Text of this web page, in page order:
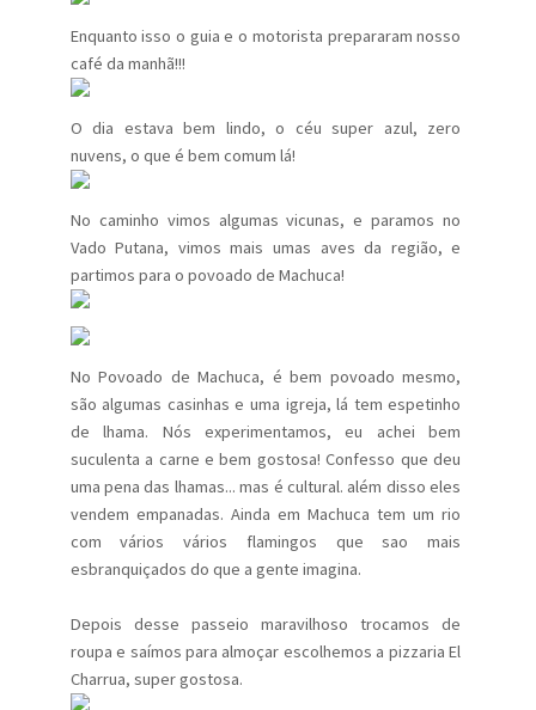
Enquanto isso o guia e o motorista prepararam nosso
café da manhã!!!
O dia estava bem lindo, o céu super azul, zero
nuvens, o que é bem comum lá!
No caminho vimos algumas vicunas, e paramos no
Vado Putana, vimos mais umas aves da região, e
partimos para o povoado de Machuca!
No Povoado de Machuca, é bem povoado mesmo,
são algumas casinhas e uma igreja, lá tem espetinho
de lhama. Nós experimentamos, eu achei bem
suculenta a carne e bem gostosa! Confesso que deu
uma pena das lhamas... mas é cultural. além disso eles
vendem empanadas. Ainda em Machuca tem um rio
com vários vários flamingos que sao mais
esbranquiçados do que a gente imagina.
Depois desse passeio maravilhoso trocamos de
roupa e saímos para almoçar escolhemos a pizzaria El
Charrua, super gostosa.